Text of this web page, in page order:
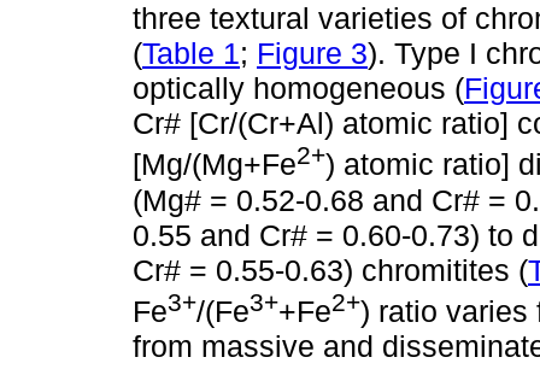
three textural varieties of
(Table 1; Figure 3). Type I
optically homogeneous (
Cr# [Cr/(Cr+Al) atomic ratio]
[Mg/(Mg+Fe2+) atomic ratio]
(Mg# = 0.52-0.68 and Cr# =
0.55 and Cr# = 0.60-0.73) to
Cr# = 0.55-0.63) chromitites (
Fe3+/(Fe3++Fe2+) ratio varies
from massive and